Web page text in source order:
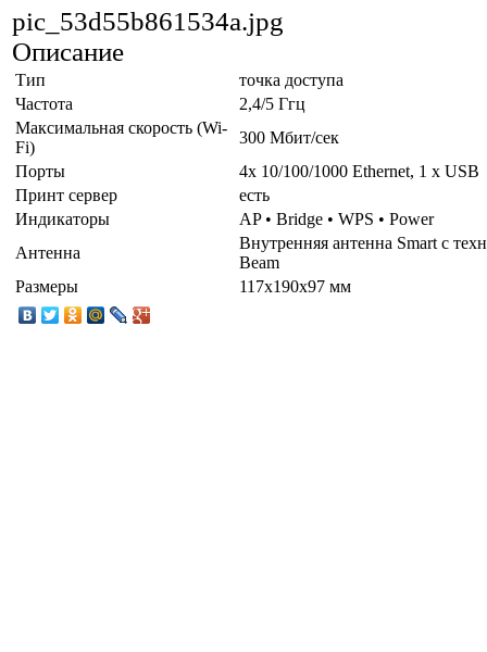
pic_53d55b861534a.jpg
Описание
Тип
точка доступа
Частота
2,4/5 Ггц
Максимальная скорость (Wi-
Fi)
300 Мбит/сек
Порты
4x 10/100/1000 Ethernet, 1 x USB
Принт сервер
есть
Индикаторы
AP • Bridge • WPS • Power
Антенна
Внутренняя антенна Smart с
Beam
Размеры
117x190x97 мм